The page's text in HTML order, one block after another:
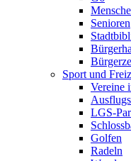
Senioren
Sport und
Vereine
LGS-
Golfen
Radeln